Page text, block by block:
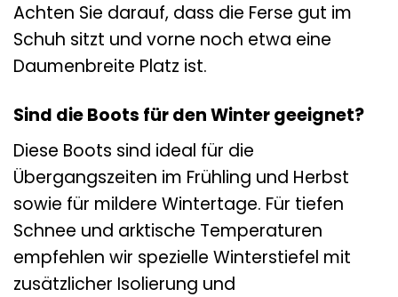
Achten Sie darauf, dass die Ferse gut im
Schuh sitzt und vorne noch etwa eine
Daumenbreite Platz ist.
Sind die Boots für den Winter geeignet?
Diese Boots sind ideal für die
Übergangszeiten im Frühling und Herbst
sowie für mildere Wintertage. Für tiefen
Schnee und arktische Temperaturen
empfehlen wir spezielle Winterstiefel mit
zusätzlicher Isolierung und